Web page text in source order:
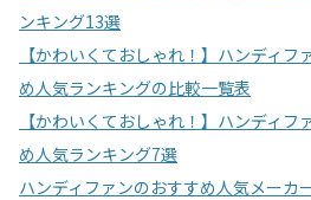
ンキング13選
【かわいくておしゃれ！】ハンディ
め人気ランキングの比較一覧表
【かわいくておしゃれ！】ハンディ
め人気ランキング7選
ハンディファンのおすすめ人気メーカ